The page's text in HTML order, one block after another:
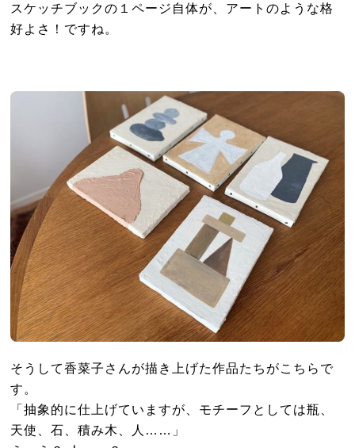
スケッチブックの１ページ自体が、アートのような格
好よさ！ですね。
そうして香菜子さんが描き上げた作品たちがこちらで
す。
「抽象的に仕上げていますが、モチーフとしては瓶、
天使、石、積み木、人……」